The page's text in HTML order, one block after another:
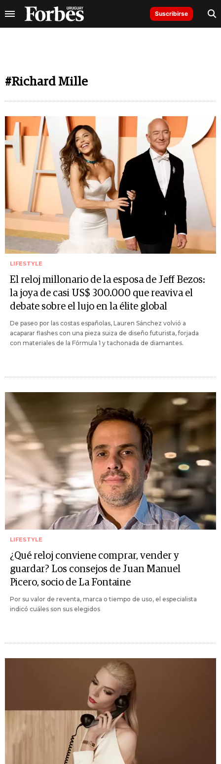
Suscribirse
#Richard Mille
LIFESTYLE
El reloj millonario de la esposa de Jeff Bezos:
la joya de casi US$ 300.000 que reaviva el
debate sobre el lujo en la élite global
De paseo por las costas españolas, Lauren Sánchez volvió a
acaparar flashes con una pieza suiza de diseño futurista, forjada
con materiales de la Fórmula 1 y tachonada de diamantes.
LIFESTYLE
¿Qué reloj conviene comprar, vender y
guardar? Los consejos de Juan Manuel
Picero, socio de La Fontaine
Por su valor de reventa, marca o tiempo de uso, el especialista
indicó cuáles son sus elegidos